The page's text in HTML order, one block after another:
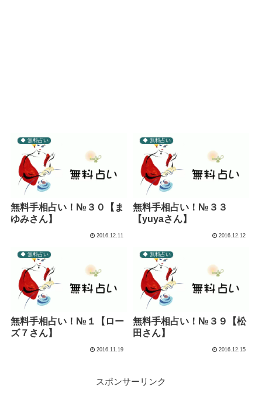
◆ 無料占い
無料手相占い！№３０【ま
ゆみさん】
2016.12.11
◆ 無料占い
無料手相占い！№３３
【yuyaさん】
2016.12.12
◆ 無料占い
無料手相占い！№１【ロー
ズ７さん】
2016.11.19
◆ 無料占い
無料手相占い！№３９【松
田さん】
2016.12.15
スポンサーリンク